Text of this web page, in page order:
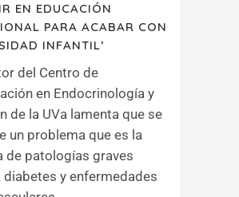
EN EDUCACIÓN
PARA ACABAR CON
INFANTIL’
del Centro de
en Endocrinología y
de la UVa lamenta que se
un problema que es la
de patologías graves
y enfermedades